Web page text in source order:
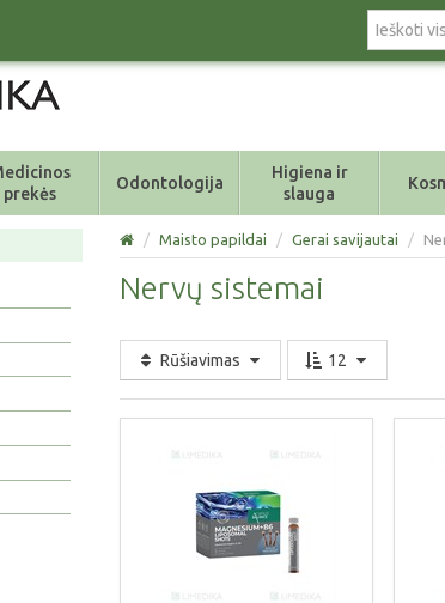
prekės
Odontologija
Higiena ir
slauga
/ Maisto papildai / Gerai savijautai /
Nervų sistemai
Rūšiavimas 12